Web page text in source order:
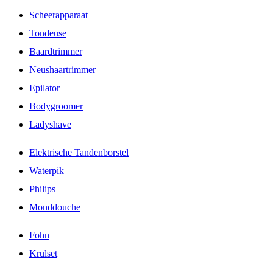
Scheerapparaat
Tondeuse
Baardtrimmer
Neushaartrimmer
Epilator
Bodygroomer
Ladyshave
Elektrische Tandenborstel
Waterpik
Philips
Monddouche
Fohn
Krulset